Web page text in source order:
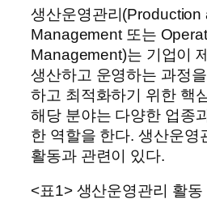
생산운영관리
Management 또는
Management)는 기업이
생산하고 운영하는 과정
하고 최적화하기 위한 핵
해당 분야는 다양한 업종
한 역할을 한다. 생산운영
활동과 관련이 있다.
<표1> 생산운영관리 활동